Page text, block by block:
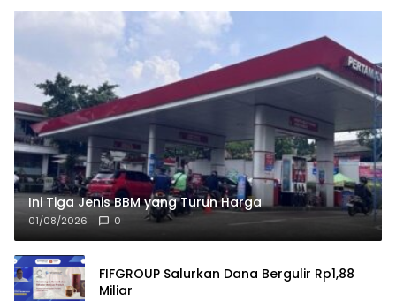
Ini Tiga Jenis BBM yang Turun Harga
01/08/2026 0
FIFGROUP Salurkan Dana Bergulir Rp1,88
Miliar